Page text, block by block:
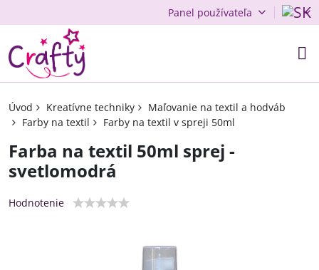
Panel používateľa
Úvod Kreatívne techniky
Maľovanie na textil a hodváb
Farby na textil
Farby na textil v spreji 50ml
Farba na textil 50ml sprej -
svetlomodrá
Hodnotenie